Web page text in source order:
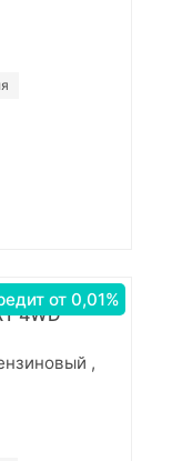
от 0,01%
4WD
,